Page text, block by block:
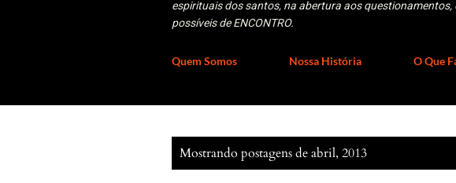
espirituais dos santos, na abertura aos
possíveis de ENCONTRO.
Quem Somos Nossa História O Que
Mostrando postagens de abril, 2013